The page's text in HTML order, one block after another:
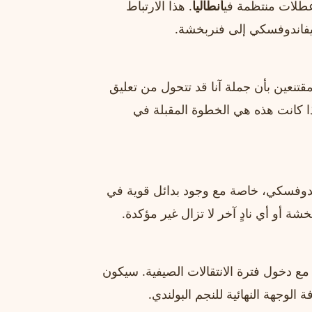
عطلات منتظمة فيأنطاليا. هذا الارتباط
إلى فنربخشة.
بأن جملة آنا قد تتحول من تعليق
كانت هذه هي الخطوة المقبلة في
خاصة مع وجود بدائل قوية في
أو أي نادٍ آخر لا تزال غير مؤكدة.
دخول فترة الانتقالات الصيفية. سيكون
النهائية للنجم البولندي.